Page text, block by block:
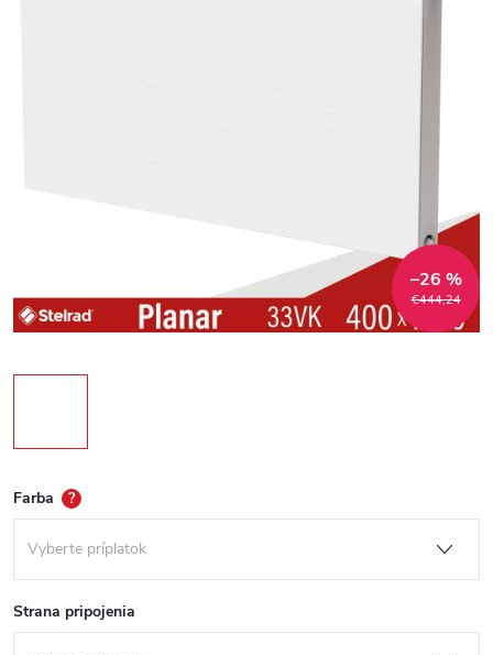
€444,24
–26 %
Farba ?
Strana pripojenia